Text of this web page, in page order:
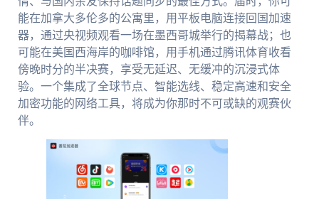
能在加拿大多伦多的公寓里，用平板电脑连接回国加速
器，通过央视频观看一场在墨西哥城举行的揭幕战；也
可能在美国西海岸的咖啡馆，用手机通过腾讯体育收看
傍晚时分的半决赛，享受无延迟、无缓冲的沉浸式体
验。一个集成了全球节点、智能选线、稳定高速和安全
加密功能的网络工具，将成为你那时不可或缺的观赛伙
伴。